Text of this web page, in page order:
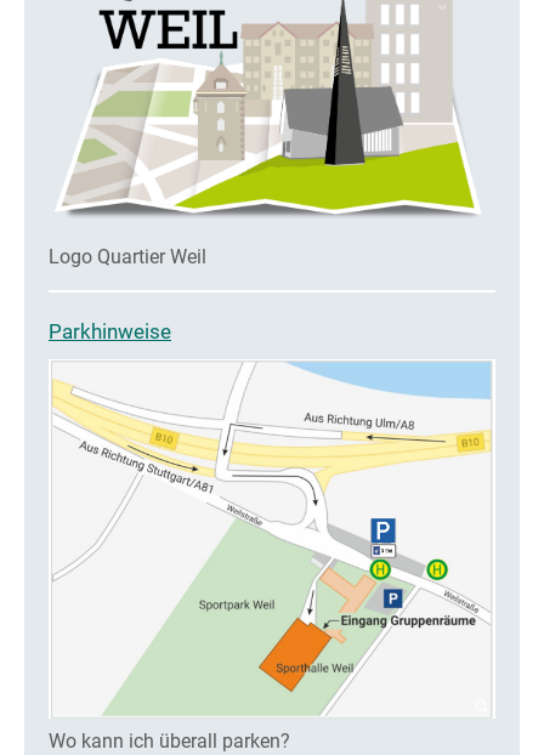
Logo Quartier Weil
Parkhinweise
Wo kann ich überall parken?